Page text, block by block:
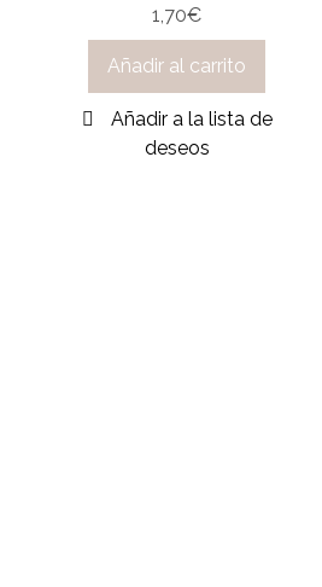
1,70€
Añadir al carrito
Añadir a la lista de
deseos